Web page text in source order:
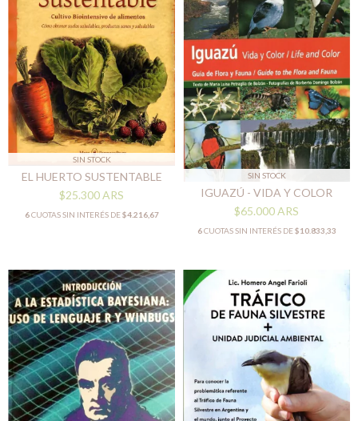
SIN STOCK
EL HUERTO SUSTENTABLE
$25.300ARS
6CUOTAS SIN INTERÉS DE$4.216,67
SIN STOCK
IGUAZÚ - VIDA Y COLOR
$65.000ARS
6CUOTAS SIN INTERÉS DE$10.833,33